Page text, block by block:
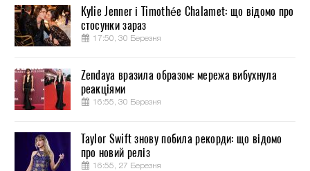
Kylie Jenner і Timothée Chalamet: що відомо про
стосунки зараз
17:50, 30 Березня
Zendaya вразила образом: мережа вибухнула
реакціями
16:55, 30 Березня
Taylor Swift знову побила рекорди: що відомо
про новий реліз
16:55, 27 Березня